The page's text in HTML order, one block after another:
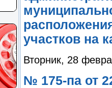
участков на
Вторник, 28
№ 175-па от